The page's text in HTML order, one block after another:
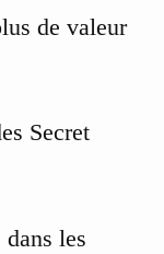
de valeur
Secret
les